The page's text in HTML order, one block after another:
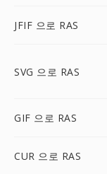
JFIF 으로 RAS
SVG 으로 RAS
GIF 으로 RAS
CUR 으로 RAS